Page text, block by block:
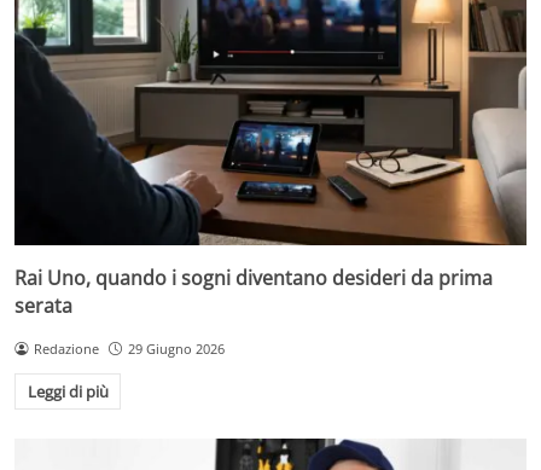
Rai Uno, quando i sogni diventano desideri da prima
serata
Redazione 29 Giugno 2026
Leggi di più